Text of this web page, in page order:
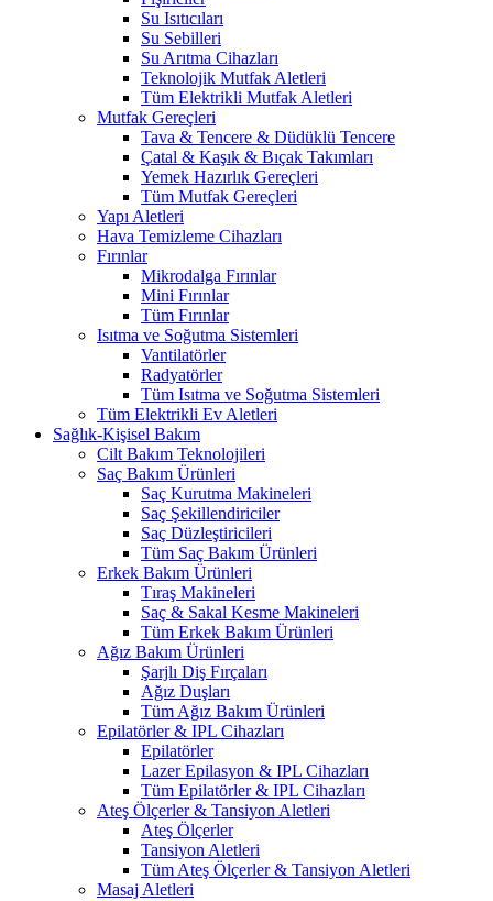
Su Isıtıcıları
Su Sebilleri
Su Arıtma Cihazları
Teknolojik Mutfak Aletleri
Tüm Elektrikli Mutfak Aletleri
Mutfak Gereçleri
Tava & Tencere & Düdüklü Tencere
Çatal & Kaşık & Bıçak Takımları
Yemek Hazırlık Gereçleri
Tüm Mutfak Gereçleri
Yapı Aletleri
Hava Temizleme Cihazları
Fırınlar
Mikrodalga Fırınlar
Mini Fırınlar
Tüm Fırınlar
Isıtma ve Soğutma Sistemleri
Vantilatörler
Radyatörler
Tüm Isıtma ve Soğutma Sistemleri
Tüm Elektrikli Ev Aletleri
Sağlık-Kişisel Bakım
Cilt Bakım Teknolojileri
Saç Bakım Ürünleri
Saç Kurutma Makineleri
Saç Şekillendiriciler
Saç Düzleştiricileri
Tüm Saç Bakım Ürünleri
Erkek Bakım Ürünleri
Tıraş Makineleri
Saç & Sakal Kesme Makineleri
Tüm Erkek Bakım Ürünleri
Ağız Bakım Ürünleri
Şarjlı Diş Fırçaları
Ağız Duşları
Tüm Ağız Bakım Ürünleri
Epilatörler & IPL Cihazları
Epilatörler
Lazer Epilasyon & IPL Cihazları
Tüm Epilatörler & IPL Cihazları
Ateş Ölçerler & Tansiyon Aletleri
Ateş Ölçerler
Tansiyon Aletleri
Tüm Ateş Ölçerler & Tansiyon Aletleri
Masaj Aletleri